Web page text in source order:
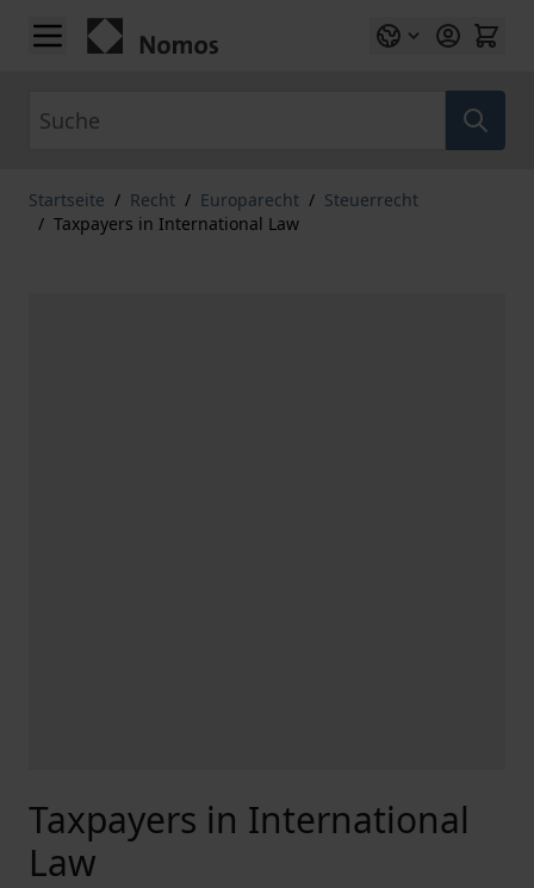
Zum Inhalt springen
Startseite / Recht / Europarecht / Steuerrecht
/ Taxpayers in International Law
Taxpayers in International
Law